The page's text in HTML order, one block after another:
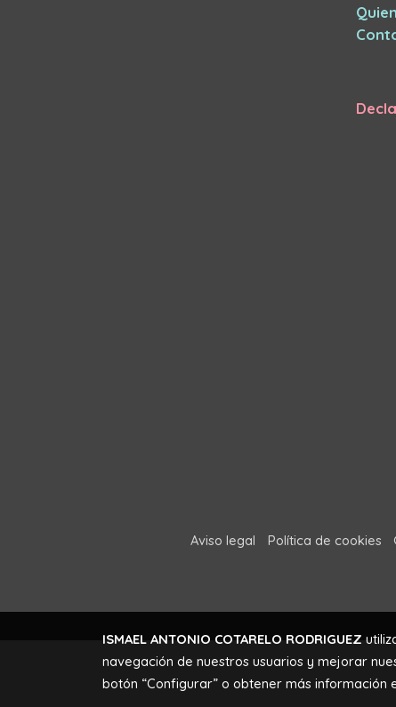
Aviso legal Política de cookies
ISMAEL ANTONIO COTARELO RODRIGUEZ
navegación de nuestros usuarios y mejorar
botón “Configurar” o obtener más información